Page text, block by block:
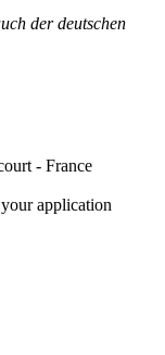
der deutschen
- France
application